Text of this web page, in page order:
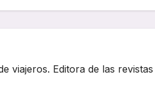
viajeros. Editora de las revistas